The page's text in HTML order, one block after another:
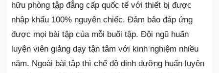
hữu phòng tập đẳng cấp quốc tế với thiết bị được
nhập khẩu 100% nguyên chiếc. Đảm bảo đáp ứng
được mọi bài tập của mỗi buổi tập. Đội ngũ huấn
luyện viên giảng dạy tận tâm với kinh nghiệm nhiều
năm. Ngoài bài tập thì chế độ dinh dưỡng huấn luyện